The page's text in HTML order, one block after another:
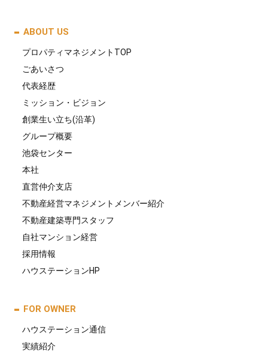
ABOUT US
プロパティマネジメントTOP
ごあいさつ
代表経歴
ミッション・ビジョン
創業生い立ち(沿革)
グループ概要
池袋センター
本社
直営仲介支店
不動産経営マネジメントメンバー紹介
不動産建築専門スタッフ
自社マンション経営
採用情報
ハウステーションHP
FOR OWNER
ハウステーション通信
実績紹介